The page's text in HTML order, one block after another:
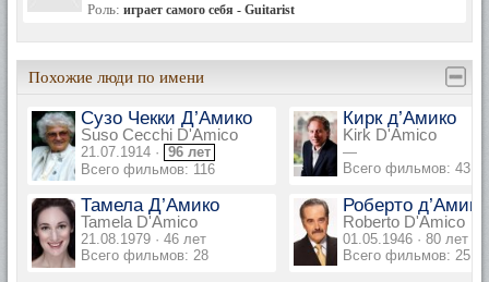
Роль: играет самого себя - Guitarist
Похожие люди по имени
Сузо Чекки Д’Амико
Suso Cecchi D'Amico
21.07.1914 · 96 лет
Всего фильмов: 116
Кирк д’Амико
Kirk D'Amico
—
Всего фильмов: 43
Тамела Д’Амико
Tamela D'Amico
21.08.1979 · 46 лет
Всего фильмов: 28
Роберто д’Амико
Roberto D'Amico
01.05.1946 · 80 лет
Всего фильмов: 25